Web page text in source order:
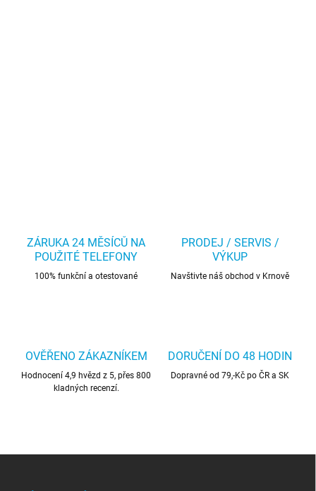
ZÁRUKA 24 MĚSÍCŮ NA
POUŽITÉ TELEFONY
100% funkční a otestované
PRODEJ / SERVIS /
VÝKUP
Navštivte náš obchod v Krnově
OVĚŘENO ZÁKAZNÍKEM
Hodnocení 4,9 hvězd z 5, přes 800
kladných recenzí.
DORUČENÍ DO 48 HODIN
Dopravné od 79,-Kč po ČR a SK